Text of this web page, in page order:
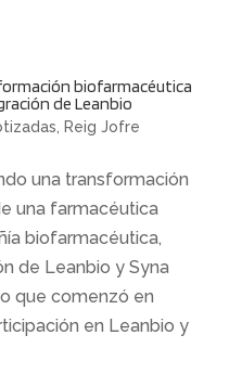
biofarmacéutica
de Leanbio
Reig Jofre
una transformación
una farmacéutica
biofarmacéutica,
de Leanbio y Syna
que comenzó en
en Leanbio y